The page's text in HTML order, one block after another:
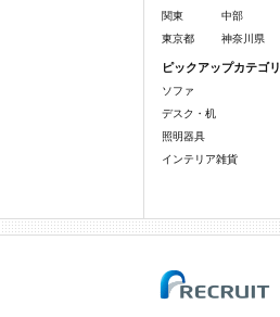
関東 中部
東京都
神奈川県
ピックアップカテゴリ
ソファ
デスク・机
照明器具
インテリア雑貨